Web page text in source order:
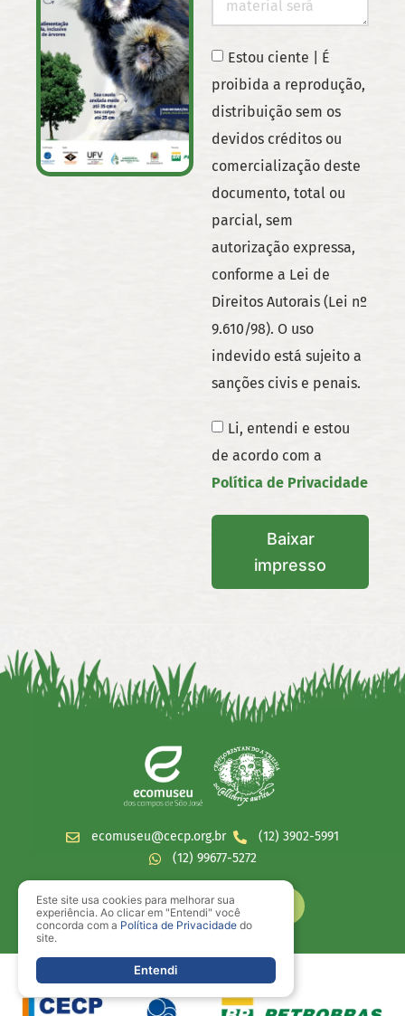
Estou ciente | É
proibida a reprodução,
distribuição sem os
devidos créditos ou
comercialização deste
documento, total ou
parcial, sem
autorização expressa,
conforme a Lei de
Direitos Autorais (Lei nº
9.610/98). O uso
indevido está sujeito a
sanções civis e penais.
Li, entendi e estou
de acordo com a
Política de Privacidade
Baixar
impresso
ecomuseu@cecp.org.br
(12) 3902-5991
(12) 99677-5272
Este site usa cookies para melhorar sua
experiência. Ao clicar em "Entendi" você
concorda com a Política de Privacidade do
site.
Entendi